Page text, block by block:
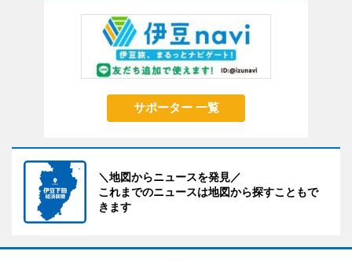
サポーター 一覧
＼地図からニュースを発見／
これまでのニュースは地図から探すこともで
きます